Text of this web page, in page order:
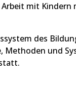
mit Kindern
des
Methoden und